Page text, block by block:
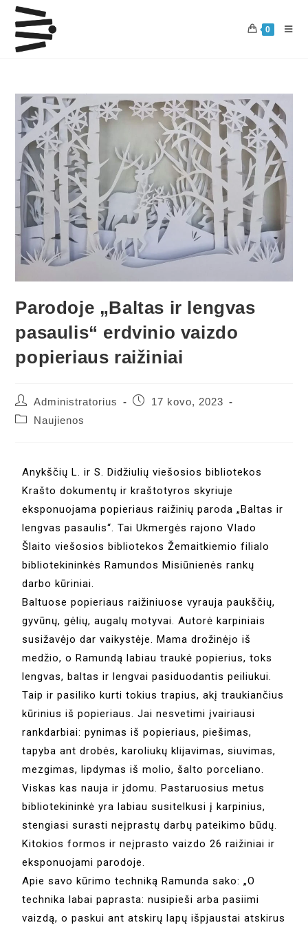
0
Parodoje „Baltas ir lengvas
pasaulis“ erdvinio vaizdo
popieriaus raižiniai
Administratorius
17 kovo, 2023
Naujienos
Anykščių L. ir S. Didžiulių viešosios bibliotekos
Krašto dokumentų ir kraštotyros skyriuje
eksponuojama popieriaus raižinių paroda „Baltas ir
lengvas pasaulis“. Tai Ukmergės rajono Vlado
Šlaito viešosios bibliotekos Žemaitkiemio filialo
bibliotekininkės Ramundos Misiūnienės rankų
darbo kūriniai.
Baltuose popieriaus raižiniuose vyrauja paukščių,
gyvūnų, gėlių, augalų motyvai. Autorė karpiniais
susižavėjo dar vaikystėje. Mama drožinėjo iš
medžio, o Ramundą labiau traukė popierius, toks
lengvas, baltas ir lengvai pasiduodantis peiliukui.
Taip ir pasiliko kurti tokius trapius, akį traukiančius
kūrinius iš popieriaus. Jai nesvetimi įvairiausi
rankdarbiai: pynimas iš popieriaus, piešimas,
tapyba ant drobės, karoliukų klijavimas, siuvimas,
mezgimas, lipdymas iš molio, šalto porceliano.
Viskas kas nauja ir įdomu. Pastaruosius metus
bibliotekininkė yra labiau susitelkusi į karpinius,
stengiasi surasti neįprastų darbų pateikimo būdų.
Kitokios formos ir neįprasto vaizdo 26 raižiniai ir
eksponuojami parodoje.
Apie savo kūrimo techniką Ramunda sako: „O
technika labai paprasta: nusipieši arba pasiimi
vaizdą, o paskui ant atskirų lapų išpjaustai atskirus